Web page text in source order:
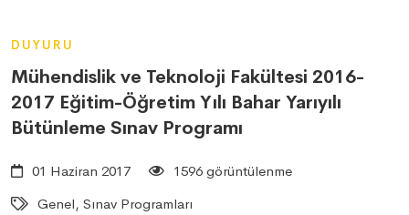
DUYURU
Mühendislik ve Teknoloji Fakültesi 2016-
2017 Eğitim-Öğretim Yılı Bahar Yarıyılı
Bütünleme Sınav Programı
01 Haziran 2017
1596 görüntülenme
Genel, Sınav Programları